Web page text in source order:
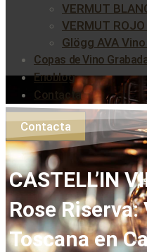
VERMUT
VERMUT ROJO
Glögg AVA
Copas de Vino
Enoblog
Contacta
Contacta
CASTELL’IN
Rose
Toscana en